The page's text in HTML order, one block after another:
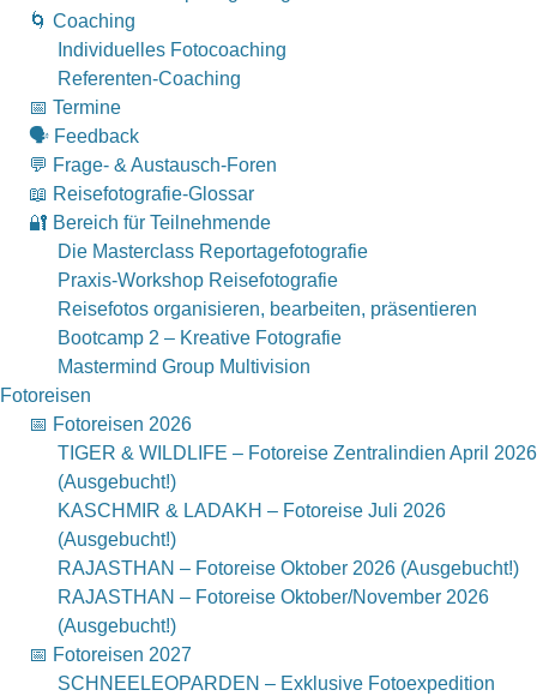
🌀 Coaching
Individuelles Fotocoaching
Referenten-Coaching
📅 Termine
🗣 Feedback
💬 Frage- & Austausch-Foren
📖 Reisefotografie-Glossar
🔐 Bereich für Teilnehmende
Die Masterclass Reportagefotografie
Praxis-Workshop Reisefotografie
Reisefotos organisieren, bearbeiten, präsentieren
Bootcamp 2 – Kreative Fotografie
Mastermind Group Multivision
Fotoreisen
📅 Fotoreisen 2026
TIGER & WILDLIFE – Fotoreise Zentralindien April 2026
(Ausgebucht!)
KASCHMIR & LADAKH – Fotoreise Juli 2026
(Ausgebucht!)
RAJASTHAN – Fotoreise Oktober 2026 (Ausgebucht!)
RAJASTHAN – Fotoreise Oktober/November 2026
(Ausgebucht!)
📅 Fotoreisen 2027
SCHNEELEOPARDEN – Exklusive Fotoexpedition